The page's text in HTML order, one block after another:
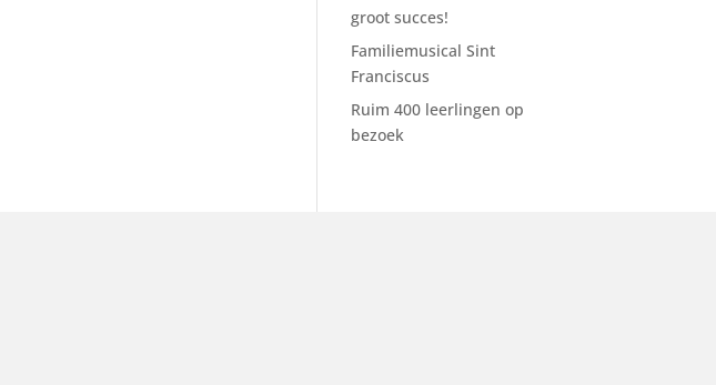
groot succes!
Familiemusical Sint
Franciscus
Ruim 400 leerlingen op
bezoek